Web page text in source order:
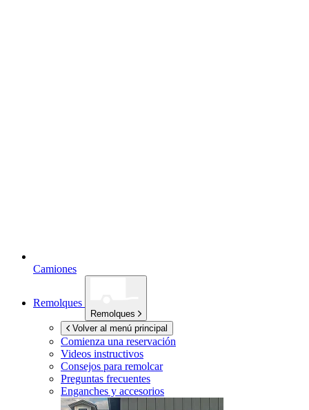
Camiones
Remolques
Remolques
Volver al menú principal
Comienza una reservación
Videos instructivos
Consejos para remolcar
Preguntas frecuentes
Enganches y accesorios